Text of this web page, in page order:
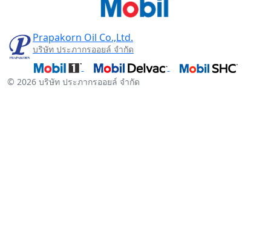
Prapakorn Oil Co.,Ltd.
บริษัท ประภากรออยล์ จำกัด
© 2026 บริษัท ประภากรออยล์ จำกัด